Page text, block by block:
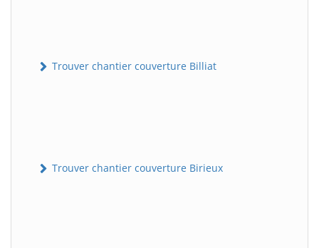
Trouver chantier couverture Billiat
Trouver chantier couverture Birieux